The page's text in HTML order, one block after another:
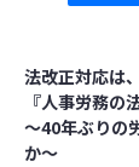
法改正対応は
『人事労務の
～40年ぶりの
か～